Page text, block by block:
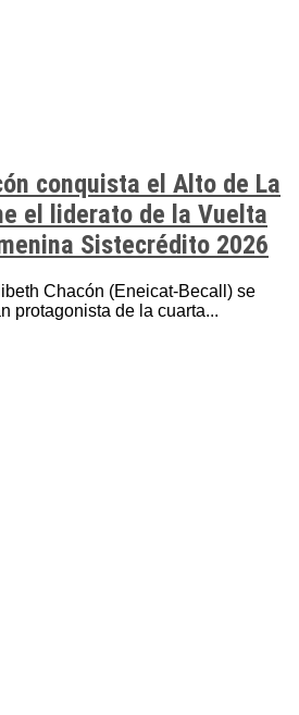
conquista el Alto de La
el liderato de la Vuelta
Sistecrédito 2026
Chacón (Eneicat-Becall) se
protagonista de la cuarta...